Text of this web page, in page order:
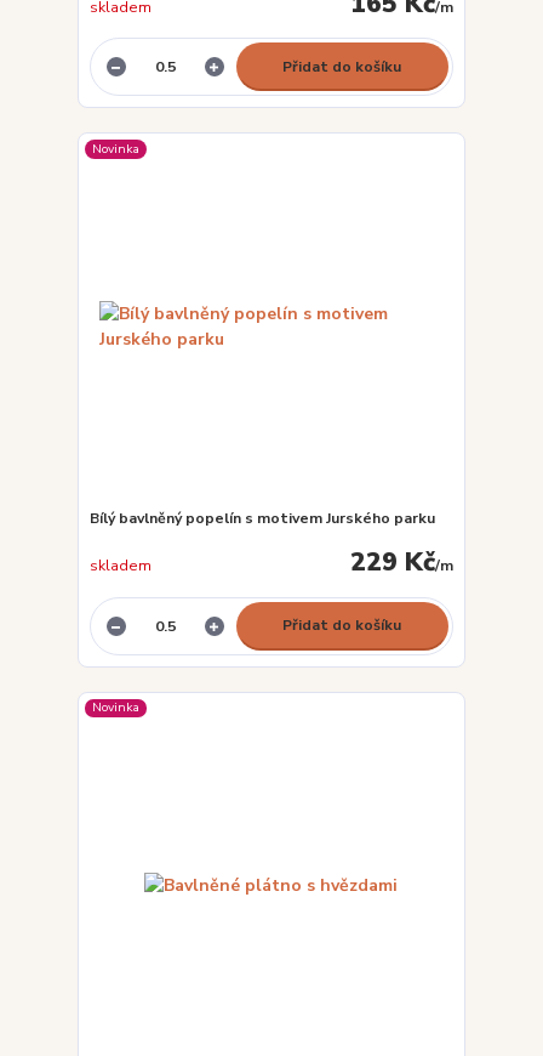
/m
skladem
Přidat do košíku
Novinka
Bílý bavlněný popelín s motivem Jurského parku
229 Kč/m
skladem
Přidat do košíku
Novinka